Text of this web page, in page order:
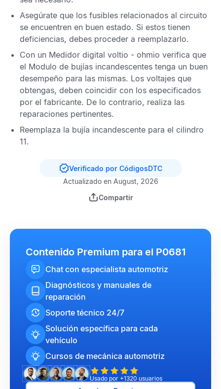
Asegúrate que los fusibles relacionados al circuito
se encuentren en buen estado. Si estos tienen
deficiencias, debes proceder a reemplazarlo.
Con un Medidor digital voltio - ohmio verifica que
el Modulo de bujías incandescentes tenga un buen
desempeño para las mismas. Los voltajes que
obtengas, deben coincidir con los especificados
por el fabricante. De lo contrario, realiza las
reparaciones pertinentes.
Reemplaza la bujía incandescente para el cilindro
11.
Verificado por CódigosDTC
Actualizado en August, 2026
Compartir
Contenido Premium para el P0681
Chat con especialista automotriz
Diagnósticos y manuales de
reparación
Soporte técnico 24/7
Solución específica para cada
vehículo
Cursos de mecánica automotriz
Usado por +1320 usuarios